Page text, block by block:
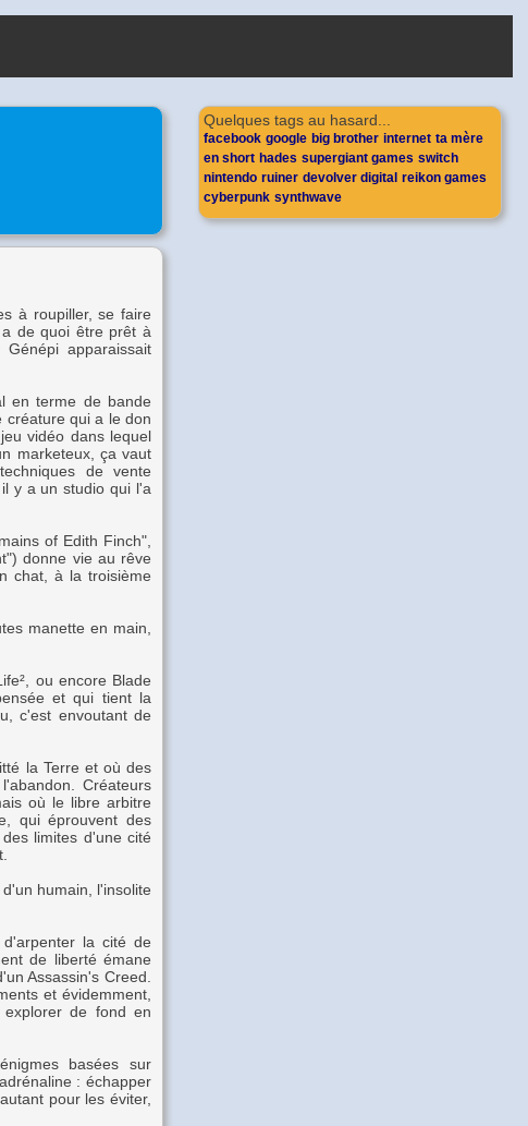
Quelques tags au hasard...
facebook google big brother internet ta mère
en short hades supergiant games switch
nintendo ruiner devolver digital reikon games
cyberpunk synthwave
à roupiller, se faire
de quoi être prêt à
apparaissait
en terme de bande
créature qui a le don
vidéo dans lequel
marketeux, ça vaut
de vente
y a un studio qui l'a
of Edith Finch",
donne vie au rêve
chat, à la troisième
manette en main,
ou encore Blade
et qui tient la
c'est envoutant de
la Terre et où des
Créateurs
où le libre arbitre
qui éprouvent des
limites d'une cité
humain, l'insolite
la cité de
de liberté émane
Assassin's Creed.
et évidemment,
de fond en
basées sur
: échapper
pour les éviter,